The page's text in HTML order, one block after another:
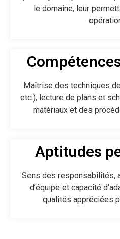
le domaine, leur
Maîtrise des techniques
etc.), lecture de plans et
matériaux et des
Aptitudes
Sens des responsabilités,
d’équipe et capacité
qualités appréciées